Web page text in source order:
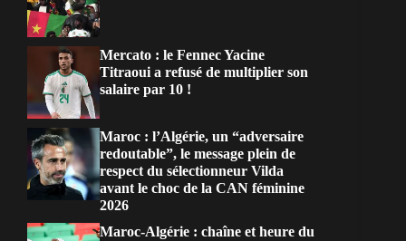
Mercato : le Fennec Yacine
Titraoui a refusé de multiplier son
salaire par 10 !
Maroc : l’Algérie, un “adversaire
redoutable”, le message plein de
respect du sélectionneur Vilda
avant le choc de la CAN féminine
2026
Maroc-Algérie : chaîne et heure du